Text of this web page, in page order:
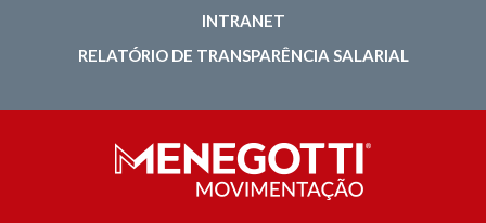
INTRANET
RELATÓRIO DE TRANSPARÊNCIA SALARIAL